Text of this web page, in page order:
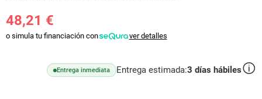
48,21 €
o simula tu financiación con ver detalles
Entrega inmediata Entrega estimada:3 días hábiles